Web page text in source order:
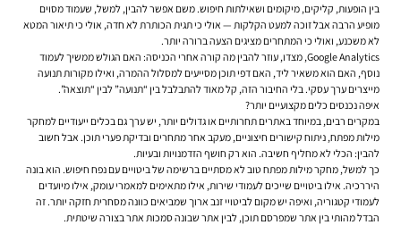
בין הופעות, קליקים, מיקומים ושאילתות חיפוש. משם אפשר להבין, למשל, שעמוד מסוים
מופיע הרבה אבל זוכה למעט הקלקות — אולי כי תגית הכותרת לא חדה, אולי כי תיאור המטא
לא משכנע, ואולי כי המתחרים מציגים הצעה ברורה יותר.
Google Analytics, מצדו, עוזר להבין מה קורה אחרי הכניסה: האם הגולש ממשיך לעמוד
נוסף, האם הוא משאיר ליד, האם דפי תוכן מסייעים למסלול ההמרה, ואילו מקורות תנועה
מייצרים ערך עסקי. בלי החיבור הזה, קל מאוד להתבלבל בין “תנועה” לבין “תוצאה”.
איפה נכנסים כלים מקצועיים יותר?
במקרים רבים, במיוחד באתרים תחרותיים או גדולים יותר, יש ערך גם בכלים ייעודיים למחקר
מילות מפתח, ניתוח קישורים חיצוניים, מעקב אחר מתחרים ובדיקת פערי תוכן. אבל חשוב
להבין: הכלי לא מחליף חשיבה. הוא רק חושף הזדמנויות ובעיות.
כך למשל, מחקר מילות מפתח טוב לא מסתיים ברשימה של ביטויים עם נפח חיפוש. הוא בונה
היררכיה. אילו ביטויים שייכים לעמודי שירות, אילו מתאימים למאמרי עומק, אילו מיועדים
לעמודי קטגוריה, ואיפה יש מקום לביטויי זנב ארוך שמביאים כוונה מסחרית חזקה יותר. זה
הבדל מהותי בין אתר שמפרסם תוכן, לבין אתר שבונה סמכות אתר בצורה שיטתית.